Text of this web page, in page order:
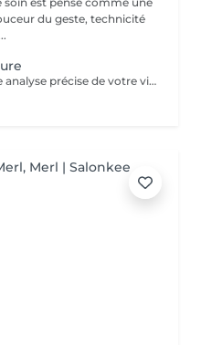
du geste, technicité
L'expérience commence par une analyse précise de votre visage, prenant en compte la peau, les volumes osseux, graisseux et musculaires, ainsi que les mimiques et expressions qui lui sont propres. Cette expertise nous permet de personnaliser chaque geste, pour répondre aux signes de fatigue, de vieillissement ou simplement pour révéler un teint lumineux et reposé. Selon les besoins de votre peau et de votre morphologie, nous combinons les techniques les plus efficaces : Kobido, Gua Sha, stretching, drainage lymphatique et massage intra-buccal. Chaque séance devient un rituel unique, pensé pour harmoniser les volumes, relâcher les tensions et révéler l'éclat naturel de votre visage. Pour un résultat optimal, le massage facialiste s'apprécie idéalement une fois par mois. Cette régularité stimule la production naturelle de collagène, préserve fermeté et élasticité et agit en profondeur sur la prévention du vieillissement cutané. Les effets sont visibles dès la première séance, et se renforcent séance après séance. Astuce glow : ajoutez une séance de LED juste après le massage. La lumière rouge booste la production de collagène et d'elastine responsable de la fermeté et de l'élasticité de la peau. Pour un grand jour mariage, shooting, évènement, prévoir la séance 24 à 48 h avant, pour un visage reposé, repulpé, naturellement lumineux.